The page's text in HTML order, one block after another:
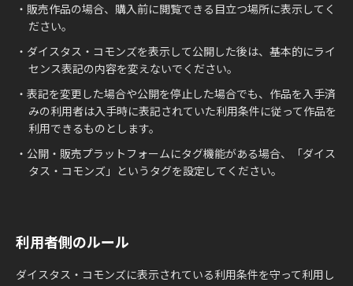
・販売作品の場合、購入前に閲覧できる目立つ場所に表示してく
ださい。
・ダイスタス・コモンズを表示して公開した後は、基本的にライ
センス表記の内容を変えないでください。
・表記を変更した場合や公開を停止した場合でも、作品を入手済
みの利用者は入手時に表記されていた利用条件に従って作品を
利用できるものとします。
・公開・販売プラットフォームにタグ機能がある場合、「ダイス
タス・コモンズ」というタグを設定してください。
利用者側のルール
ダイスタス・コモンズに表示されている利用条件を守って利用し